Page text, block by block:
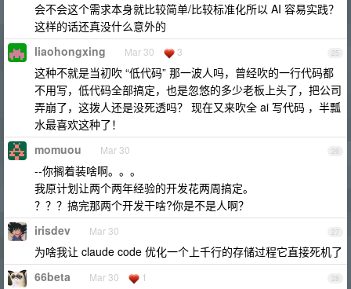
会不会这个需求本身就比较简单/比较标准化所以 AI 容易实践？
这样的话还真没什么意外的
25
liaohongxing Mar 30 3
这种不就是当初吹 “低代码” 那一波人吗，曾经吹的一行代码都
不用写，低代码全部搞定，也是忽悠的多少老板上头了，把公司
弄崩了，这拨人还是没死透吗？ 现在又来吹全 ai 写代码 ，半瓢
水最喜欢这种了！
26
momuou Mar 30
--你搁着装啥啊。。。
我原计划让两个两年经验的开发花两周搞定。
？？？搞完那两个开发干啥?你是不是人啊？
27
irisdev Mar 30
为啥我让 claude code 优化一个上千行的存储过程它直接死机了
28
66beta Mar 30 1